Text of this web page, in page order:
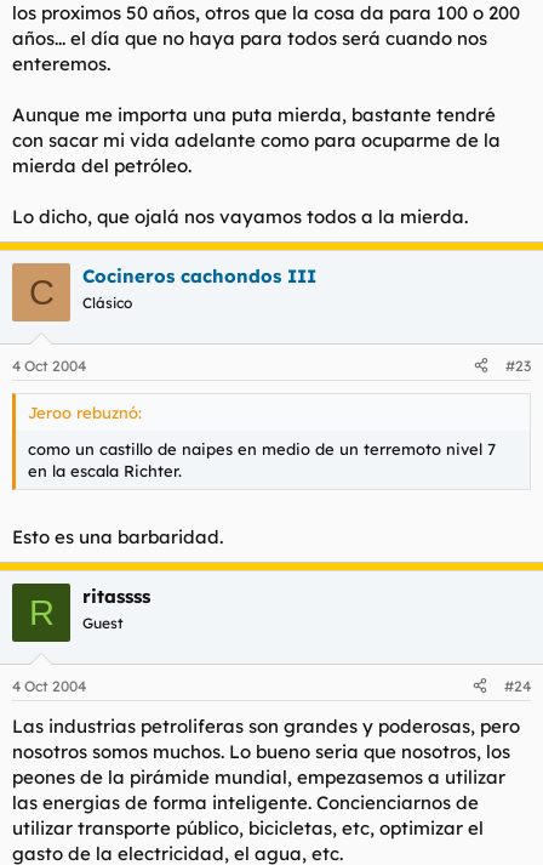
los proximos 50 años, otros que la cosa da para 100 o 200
años... el día que no haya para todos será cuando nos
enteremos.
Aunque me importa una puta mierda, bastante tendré
con sacar mi vida adelante como para ocuparme de la
mierda del petróleo.
Lo dicho, que ojalá nos vayamos todos a la mierda.
C Cocineros cachondos III
Clásico
4 Oct 2004 #23
Jeroo rebuznó:
como un castillo de naipes en medio de un terremoto nivel 7
en la escala Richter.
Esto es una barbaridad.
R ritassss
Guest
4 Oct 2004 #24
Las industrias petroliferas son grandes y poderosas, pero
nosotros somos muchos. Lo bueno seria que nosotros, los
peones de la pirámide mundial, empezasemos a utilizar
las energias de forma inteligente. Concienciarnos de
utilizar transporte público, bicicletas, etc, optimizar el
gasto de la electricidad, el agua, etc.